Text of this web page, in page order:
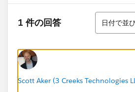
1 件の回答
並び替え
日付で並
Scott Aker (3 Creeks Technologies